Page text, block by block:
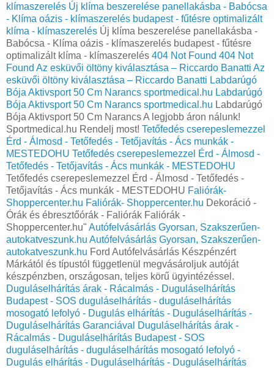
klímaszerelés Új klíma beszerelése panellakásba - Babócsa
- Klíma oázis - klímaszerelés budapest - fűtésre optimalizált
klíma - klímaszerelés Új klíma beszerelése panellakásba -
Babócsa - Klíma oázis - klímaszerelés budapest - fűtésre
optimalizált klíma - klímaszerelés 404 Not Found 404 Not
Found Az esküvői öltöny kiválasztása – Riccardo Banatti Az
esküvői öltöny kiválasztása – Riccardo Banatti Labdarúgó
Bója Aktivsport 50 Cm Narancs sportmedical.hu Labdarúgó
Bója Aktivsport 50 Cm Narancs sportmedical.hu Labdarúgó
Bója Aktivsport 50 Cm Narancs A legjobb áron nálunk!
Sportmedical.hu Rendelj most! Tetőfedés cserepeslemezzel
Érd - Álmosd - Tetőfedés - Tetőjavítás - Ács munkák -
MESTEDOHU Tetőfedés cserepeslemezzel Érd - Álmosd -
Tetőfedés - Tetőjavítás - Ács munkák - MESTEDOHU
Tetőfedés cserepeslemezzel Érd - Álmosd - Tetőfedés -
Tetőjavítás - Ács munkák - MESTEDOHU Faliórák-
Shoppercenter.hu Faliórák- Shoppercenter.hu Dekoráció -
Órák és ébresztőórák - Faliórák Faliórák -
Shoppercenter.hu" Autófelvásárlás Gyorsan, Szakszerűen-
autokatveszunk.hu Autófelvásárlás Gyorsan, Szakszerűen-
autokatveszunk.hu Ford Autófelvásárlás Készpénzért
Márkától és típustól függetlenül megvásároljuk autóját
készpénzben, országosan, teljes körű ügyintézéssel.
Duguláselhárítás árak - Rácalmás - Duguláselhárítás
Budapest - SOS duguláselhárítás - duguláselhárítás
mosogató lefolyó - Dugulás elhárítás - Duguláselhárítás -
Duguláselhárítás Garanciával
Duguláselhárítás árak -
Rácalmás - Duguláselhárítás Budapest - SOS
duguláselhárítás - duguláselhárítás mosogató lefolyó -
Dugulás elhárítás - Duguláselhárítás - Duguláselhárítás